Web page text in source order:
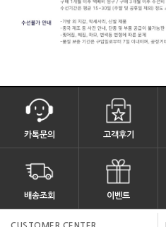
카톡문의 고객후기
배송조회 이벤트